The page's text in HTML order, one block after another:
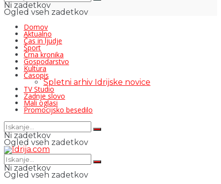
Ni zadetkov
Ogled vseh zadetkov
Domov
Aktualno
Čas in ljudje
Šport
Črna kronika
Gospodarstvo
Kultura
Časopis
Spletni arhiv Idrijske novice
TV Studio
Zadnje slovo
Mali oglasi
Promocijsko besedilo
Ni zadetkov
Ogled vseh zadetkov
Ni zadetkov
Ogled vseh zadetkov